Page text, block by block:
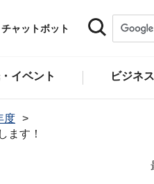
チャットボット
イベント ビジネス
度
ます！